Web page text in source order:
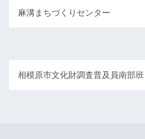
麻溝まちづくりセンター
相模原市文化財調査普及員南部班